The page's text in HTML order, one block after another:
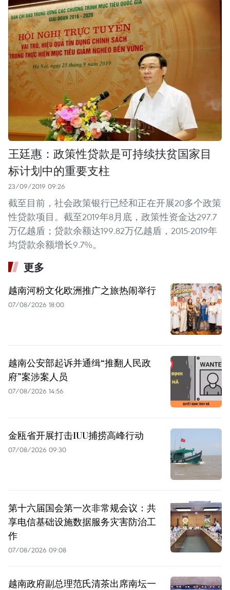
王廷惠：政策性贷款是可持续扶贫国家目
标计划中的重要支柱
23/09/2019 09:26
截至目前，社会政策银行已经和正在开展20多个政策
性贷款项目。截至2019年8月底，政策性资金达297.7
万亿越盾；贷款余额达199.82万亿越盾，2015-2019年
均贷款余额增长9.7%。
更多
越南河粉文化欧洲推广之旅热闹举行
07/08/2026 18:00
越南公安部起诉并通缉“推翻人民政
府”案涉案人员
07/08/2026 14:56
金瓯省开展打击IUU捕捞高峰行动
07/08/2026 09:30
第十六届国会第一次非常规会议：共
享电信基础设施数据服务灾害防治工
作
07/08/2026 09:08
越南政府副总理范氏清茶出席南坛一